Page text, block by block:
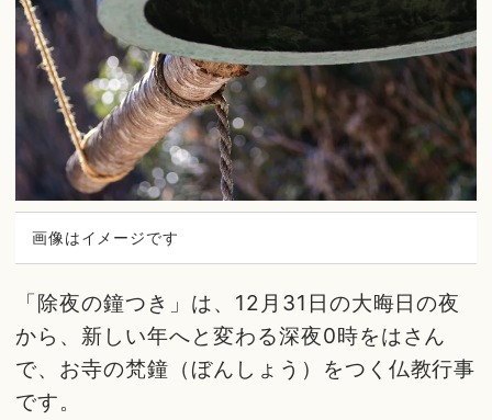
画像はイメージです
「除夜の鐘つき」は、12月31日の大晦日の夜
から、新しい年へと変わる深夜0時をはさん
で、お寺の梵鐘（ぼんしょう）をつく仏教行事
です。